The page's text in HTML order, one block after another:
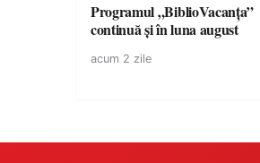
Programul „BiblioVacanța”
continuă și în luna august
acum 2 zile